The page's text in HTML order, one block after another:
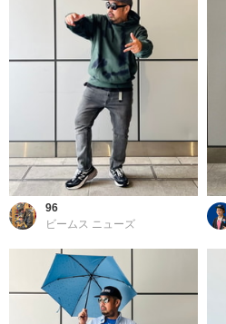
96
ビームス ニューズ